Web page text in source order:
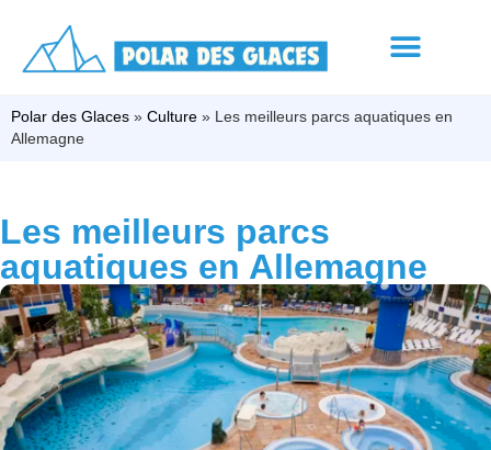
Polar des Glaces » Culture »
Les meilleurs parcs aquatiques en
Allemagne
Les meilleurs parcs
aquatiques en Allemagne